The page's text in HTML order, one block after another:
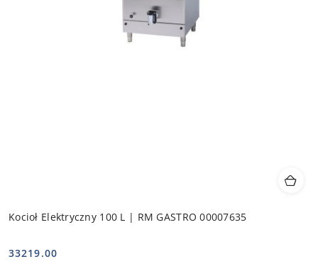
Kocioł Elektryczny 100 L | RM GASTRO 00007635
33219.00